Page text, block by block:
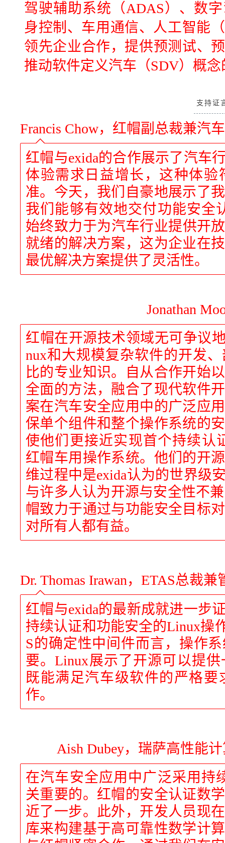
驾驶辅助系统（ADAS）、数
身控制、车用通信、人工智能
领先企业合作，提供预测试、
推动软件定义汽车（SDV）概
支持证
Francis Chow，红帽副总裁兼汽
红帽与exida的合作展示了汽车
体验需求日益增长，这种体
准。今天，我们自豪地展示了
我们能够有效地交付功能安全
始终致力于为汽车行业提供开
就绪的解决方案，这为企业在
最优解决方案提供了灵活性。
Jonathan
红帽在开源技术领域无可争议
nux和大规模复杂软件的开发
比的专业知识。自从合作开始
全面的方法，融合了现代软件
案在汽车安全应用中的广泛应
保单个组件和整个操作系统的
使他们更接近实现首个持续
红帽车用操作系统。他们的开
维过程中是exida认为的世界级
与许多人认为开源与安全性不
帽致力于通过与功能安全目标
对所有人都有益。
Dr. Thomas Irawan，ETAS总裁
红帽与exida的最新成就进一步
持续认证和功能安全的Linux操
S的确定性中间件而言，操作
要。Linux展示了开源可以提
既能满足汽车级软件的严格
作。
Aish Dubey，瑞萨高性能
在汽车安全应用中广泛采用持
关重要的。红帽的安全认证数
近了一步。此外，开发人员现
库来构建基于高可靠性数学计